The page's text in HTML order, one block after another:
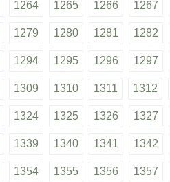
1264 1265 1266 1267
1279 1280 1281 1282
1294 1295 1296 1297
1309 1310 1311 1312
1324 1325 1326 1327
1339 1340 1341 1342
1354 1355 1356 1357